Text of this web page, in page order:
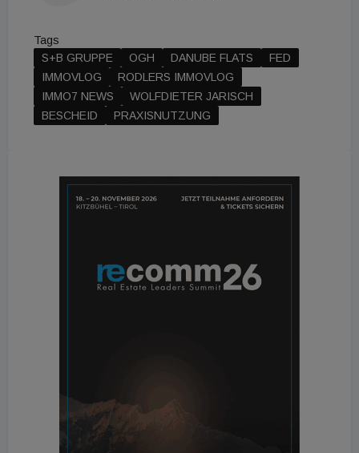
Tags
S+B GRUPPE
OGH DANUBE FLATS
FED
IMMOVLOG
RODLERS IMMOVLOG
IMMO7 NEWS
WOLFDIETER JARISCH
BESCHEID
PRAXISNUTZUNG